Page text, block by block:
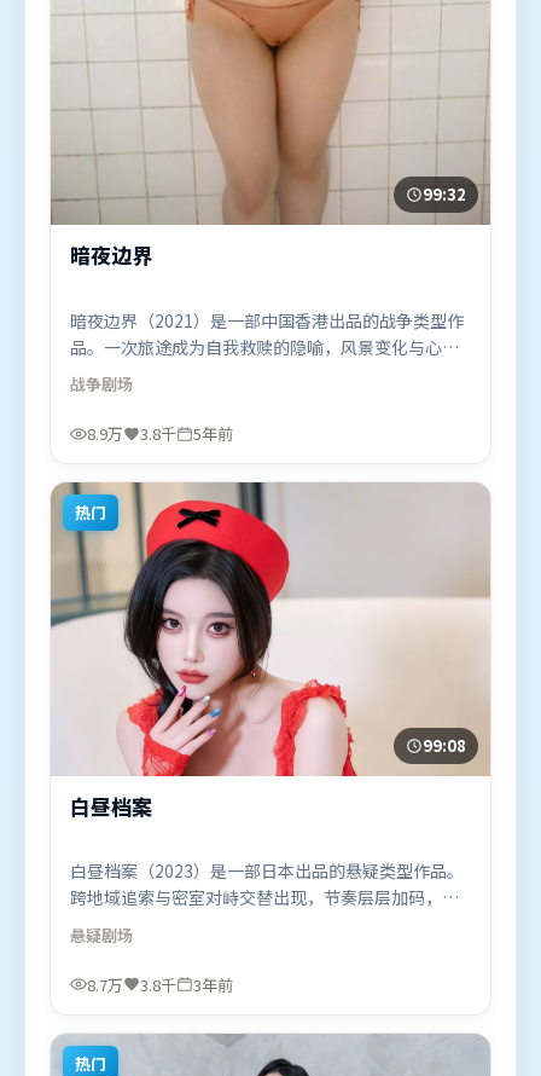
99:32
暗夜边界
暗夜边界（2021）是一部中国香港出品的战争类型作
品。一次旅途成为自我救赎的隐喻，风景变化与心境
转折彼此呼应。叙事线索多线并进，最终在关键节点
收束。由吕克·贝松执导，王景春、肖战、提莫西·
查拉米，全智贤、胡歌等联袂出演。影片于2021年6
争题材的观众观看。
战争剧场
8.9万 3.8千 5年前
热门
99:08
白昼档案
白昼档案（2023）是一部日本出品的悬疑类型作品。
跨地域追索与密室对峙交替出现，节奏层层加码，张
力持续上扬。高潮段落信息密度高，情绪释放与主题
回扣同时完成。由郭帆执导，迪皮卡·帕度柯妮、段
奕宏、廖凡，朱一龙等联袂出演。影片于2023年8月
材的观众观看。
悬疑剧场
8.7万 3.8千 3年前
热门